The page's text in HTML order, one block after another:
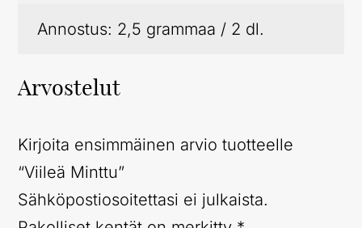
Annostus: 2,5 grammaa / 2 dl.
Arvostelut
Kirjoita ensimmäinen arvio tuotteelle
“Viileä Minttu”
Sähköpostiosoitettasi ei julkaista.